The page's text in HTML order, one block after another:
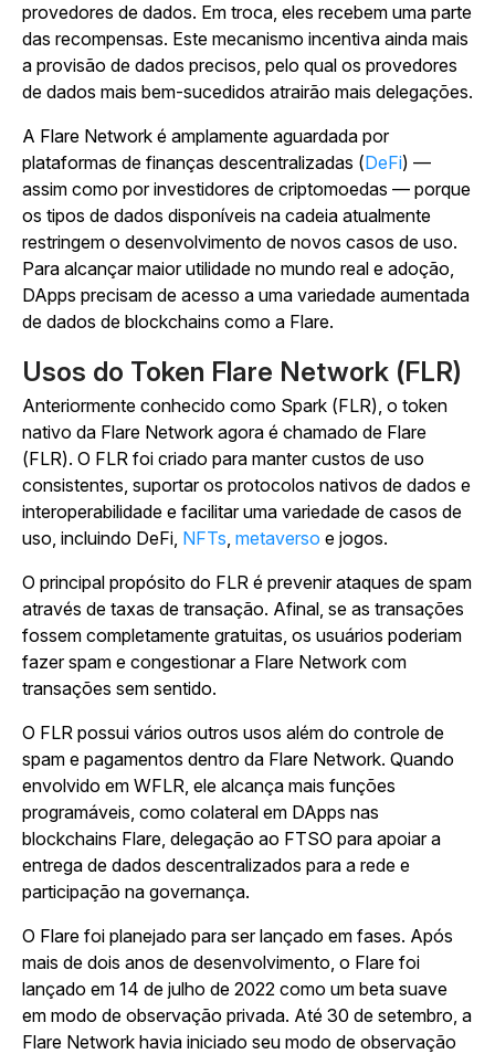
provedores de dados. Em troca, eles recebem uma parte
das recompensas. Este mecanismo incentiva ainda mais
a provisão de dados precisos, pelo qual os provedores
de dados mais bem-sucedidos atrairão mais delegações.
A Flare Network é amplamente aguardada por
plataformas de finanças descentralizadas (DeFi) —
assim como por investidores de criptomoedas — porque
os tipos de dados disponíveis na cadeia atualmente
restringem o desenvolvimento de novos casos de uso.
Para alcançar maior utilidade no mundo real e adoção,
DApps precisam de acesso a uma variedade aumentada
de dados de blockchains como a Flare.
Usos do Token Flare Network (FLR)
Anteriormente conhecido como Spark (FLR), o token
nativo da Flare Network agora é chamado de Flare
(FLR). O FLR foi criado para manter custos de uso
consistentes, suportar os protocolos nativos de dados e
interoperabilidade e facilitar uma variedade de casos de
uso, incluindo DeFi, NFTs, metaverso e jogos.
O principal propósito do FLR é prevenir ataques de spam
através de taxas de transação. Afinal, se as transações
fossem completamente gratuitas, os usuários poderiam
fazer spam e congestionar a Flare Network com
transações sem sentido.
O FLR possui vários outros usos além do controle de
spam e pagamentos dentro da Flare Network. Quando
envolvido em WFLR, ele alcança mais funções
programáveis, como colateral em DApps nas
blockchains Flare, delegação ao FTSO para apoiar a
entrega de dados descentralizados para a rede e
participação na governança.
O Flare foi planejado para ser lançado em fases. Após
mais de dois anos de desenvolvimento, o Flare foi
lançado em 14 de julho de 2022 como um beta suave
em modo de observação privada. Até 30 de setembro, a
Flare Network havia iniciado seu modo de observação